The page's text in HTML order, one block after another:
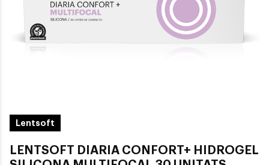
Lentsoft
LENTSOFT DIARIA CONFORT+ HIDROGEL